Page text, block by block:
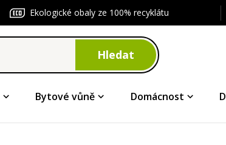
Ekologické obaly ze 100% recyklátu
Hledat
Bytové vůně Domácnost